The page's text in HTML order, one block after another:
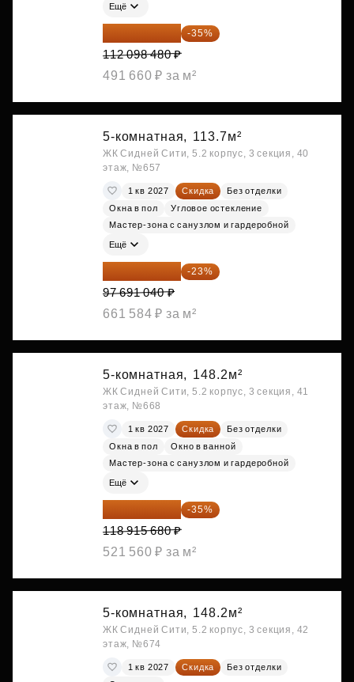
Ещё
72 864 012 ₽ -35%
112 098 480 ₽
491 660 ₽ за м²
5-комнатная, 113.7м²
ЖК Сидней Сити, 5.2 корпус, 3 секция, 40
этаж, №657
1 кв 2027 Скидка
Без отделки
Окна в пол
Угловое остекление
Мастер-зона с санузлом и гардеробной
Ещё
75 222 101 ₽ -23%
97 691 040 ₽
661 584 ₽ за м²
5-комнатная, 148.2м²
ЖК Сидней Сити, 5.2 корпус, 3 секция, 41
этаж, №668
1 кв 2027 Скидка
Без отделки
Окна в пол
Окно в ванной
Мастер-зона с санузлом и гардеробной
Ещё
77 295 192 ₽ -35%
118 915 680 ₽
521 560 ₽ за м²
5-комнатная, 148.2м²
ЖК Сидней Сити, 5.2 корпус, 3 секция, 42
этаж, №674
1 кв 2027 Скидка
Без отделки